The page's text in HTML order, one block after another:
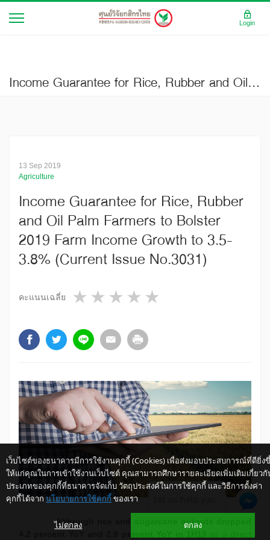
Income Guarantee for Rice, Rubber and Oil Palm Farmers to Bolster 2019 Farm Income Growth to 3.5-3.8% (Current Issue No.3031)
13 Sep 2019
Agriculture
Income Guarantee for Rice, Rubber
and Oil Palm Farmers to Bolster
2019 Farm Income Growth to 3.5-
3.8% (Current Issue No.3031)
คะแนนเฉลี่ย 4 stars
3 stars
2 stars
1 star
​Although rice and sugarcane outputs dropped
เว็บไซต์ของธนาคารมีการใช้งานคุกกี้ (Cookies) เพื่อส่งมอบประสบการณ์ที่ดียิ่ง
ให้แก่คุณในการเข้าใช้งานเว็บไซต์ คุณสามารถศึกษารายละเอียดเพิ่มเติมเกี่ยวกั
ประเภทของคุกกี้ที่ธนาคารจัดเก็บ วัตถุประสงค์ในการใช้คุกกี้ และวิธีการตั้งค่า
คุกกี้ได้จาก นโยบายการใช้คุกกี้ ของเรา
ไม่ตกลง ตกลง
Login